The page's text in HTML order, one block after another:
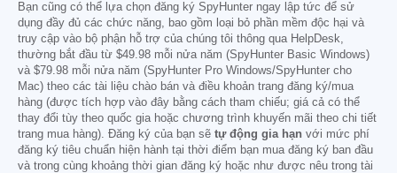
Bạn cũng có thể lựa chọn đăng ký SpyHunter ngay lập tức để sử
dụng đầy đủ các chức năng, bao gồm loại bỏ phần mềm độc hại và
truy cập vào bộ phận hỗ trợ của chúng tôi thông qua HelpDesk,
thường bắt đầu từ $49.98 mỗi nửa năm (SpyHunter Basic Windows)
và $79.98 mỗi nửa năm (SpyHunter Pro Windows/SpyHunter cho
Mac) theo các tài liệu chào bán và điều khoản trang đăng ký/mua
hàng (được tích hợp vào đây bằng cách tham chiếu; giá cả có thể
thay đổi tùy theo quốc gia hoặc chương trình khuyến mãi theo chi tiết
trang mua hàng). Đăng ký của bạn sẽ tự động gia hạn với mức phí
đăng ký tiêu chuẩn hiện hành tại thời điểm bạn mua đăng ký ban đầu
và trong cùng khoảng thời gian đăng ký hoặc như được nêu trong tài